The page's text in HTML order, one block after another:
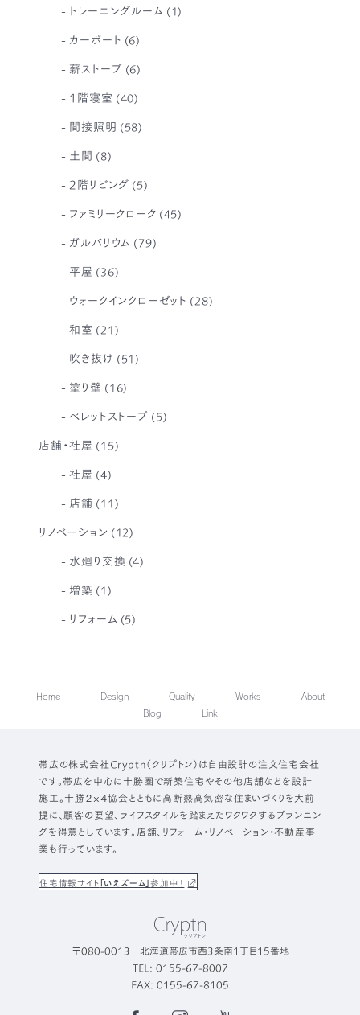
トレーニングルーム (1)
カーポート (6)
薪ストーブ (6)
1階寝室 (40)
間接照明 (58)
土間 (8)
2階リビング (5)
ファミリークローク (45)
ガルバリウム (79)
平屋 (36)
ウォークインクローゼット (28)
和室 (21)
吹き抜け (51)
塗り壁 (16)
ペレットストーブ (5)
店舗・社屋 (15)
社屋 (4)
店舗 (11)
リノベーション (12)
水廻り交換 (4)
増築 (1)
リフォーム (5)
Home Design Quality Works
About
Blog
Link
帯広の株式会社Cryptn（クリプトン）は自由設計の注文住宅会社
です。帯広を中心に十勝圏で新築住宅やその他店舗などを設計
施工。十勝２×４協会とともに高断熱高気密な住まいづくりを大前
提に、顧客の要望、ライフスタイルを踏まえたワクワクするプランニン
グを得意としています。店舗、リフォーム・リノベーション・不動産事
業も行っています。
住宅情報サイト「いえズーム」参加中！
〒080-0013 北海道帯広市西3条南1丁目15番地
TEL: 0155-67-8007
FAX: 0155-67-8105